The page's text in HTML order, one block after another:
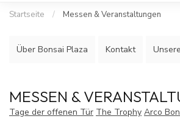
Startseite / Messen & Veranstaltungen
Über Bonsai Plaza Kontakt
MESSEN &
Tage der offenen Tür The Trophy Arco